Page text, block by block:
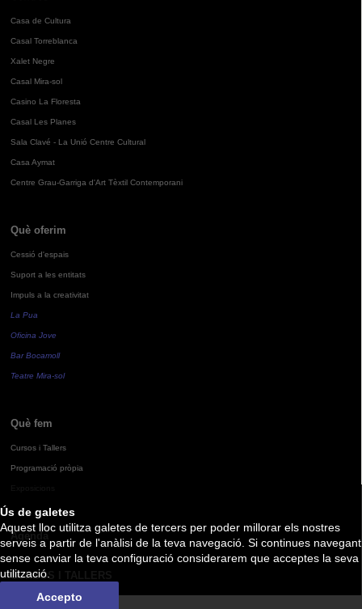
Ús de galetes
Aquest lloc utilitza galetes de tercers per poder millorar els nostres
serveis a partir de l'anàlisi de la teva navegació. Si continues navegant
sense canviar la teva configuració considerarem que acceptes la seva
utilització.
Accepto
Casa de Cultura
Casal Torreblanca
Xalet Negre
Casal Mira-sol
Casino La Floresta
Casal Les Planes
Sala Clavé - La Unió Centre Cultural
Casa Aymat
Centre Grau-Garriga d'Art Tèxtil Contemporani
Què oferim
Cessió d'espais
Suport a les entitats
Impuls a la creativitat
La Pua
Oficina Jove
Bar Bocamoll
Teatre Mira-sol
Què fem
Cursos i Tallers
Programació pròpia
Agenda
CURSOS I TALLERS